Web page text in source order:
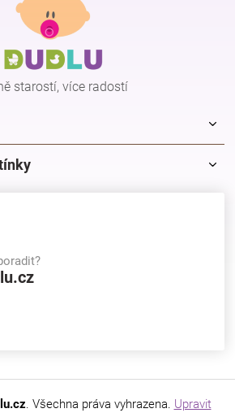
starostí, více radostí
. Všechna práva vyhrazena. Upravit